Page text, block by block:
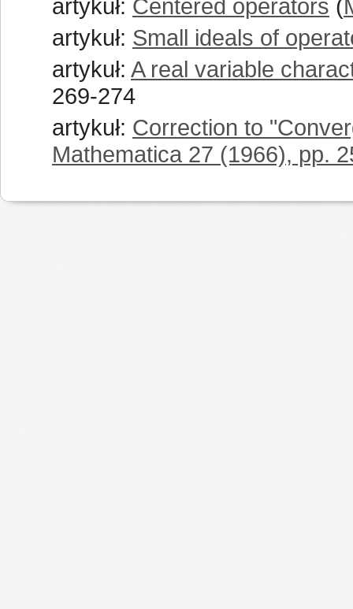
artykuł: Centered operators (
artykuł: Small ideals of
artykuł: A real variable
269-274
artykuł: Correction to
Mathematica 27 (1966), pp.